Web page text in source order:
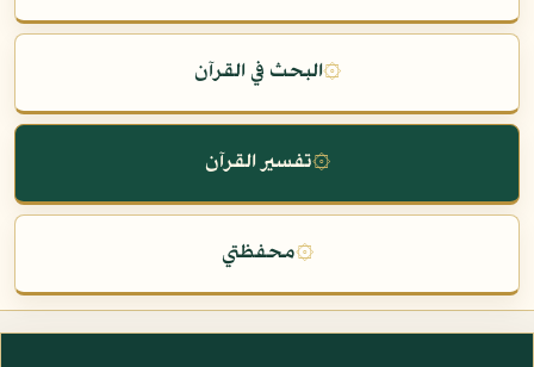
۞البحث في القرآن
۞تفسير القرآن
۞محفظتي